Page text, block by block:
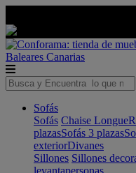
Baleares Canarias
Sofás
Sofás Chaise Longue
plazasSofás 3 plazas
exteriorDivanes
Sillones Sillones
levantapersonas